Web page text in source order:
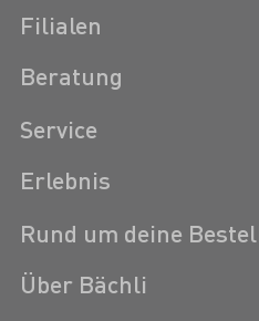
Filialen
Beratung
Service
Erlebnis
Rund um deine
Über Bächli